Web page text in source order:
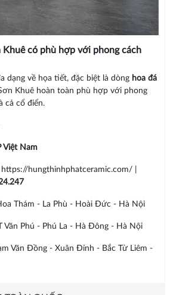
Khuê có phù hợp với phong cách
dạng về họa tiết, đặc biệt là dòng hoa đá
Khuê hoàn toàn phù hợp với phong
cả cổ điển.
Việt Nam
hungthinhphatceramic.com/ |
Thám - La Phù - Hoài Đức - Hà Nội
Văn Phú - Phú La - Hà Đông - Hà Nội
Văn Đồng - Xuân Đỉnh - Bắc Từ Liêm -